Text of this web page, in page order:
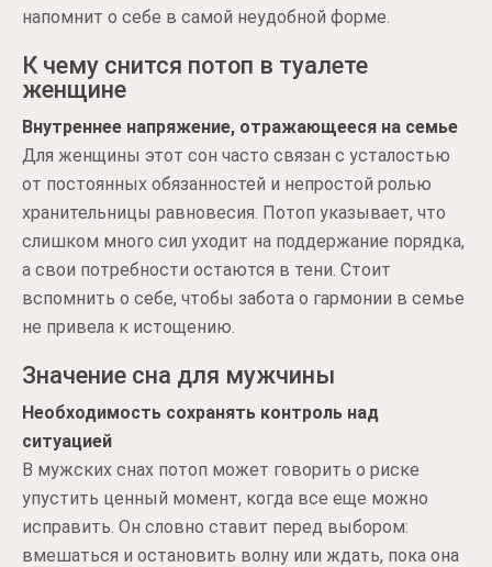
напомнит о себе в самой неудобной форме.
К чему снится потоп в туалете
женщине
Внутреннее напряжение, отражающееся на семье
Для женщины этот сон часто связан с усталостью
от постоянных обязанностей и непростой ролью
хранительницы равновесия. Потоп указывает, что
слишком много сил уходит на поддержание порядка,
а свои потребности остаются в тени. Стоит
вспомнить о себе, чтобы забота о гармонии в семье
не привела к истощению.
Значение сна для мужчины
Необходимость сохранять контроль над
ситуацией
В мужских снах потоп может говорить о риске
упустить ценный момент, когда все еще можно
исправить. Он словно ставит перед выбором:
вмешаться и остановить волну или ждать, пока она